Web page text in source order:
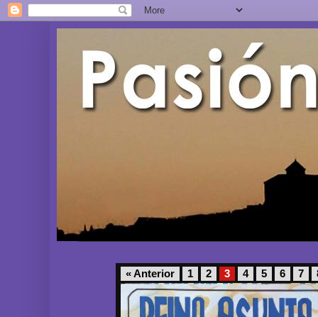
« Anterior 1 2 3 4 5 6 7